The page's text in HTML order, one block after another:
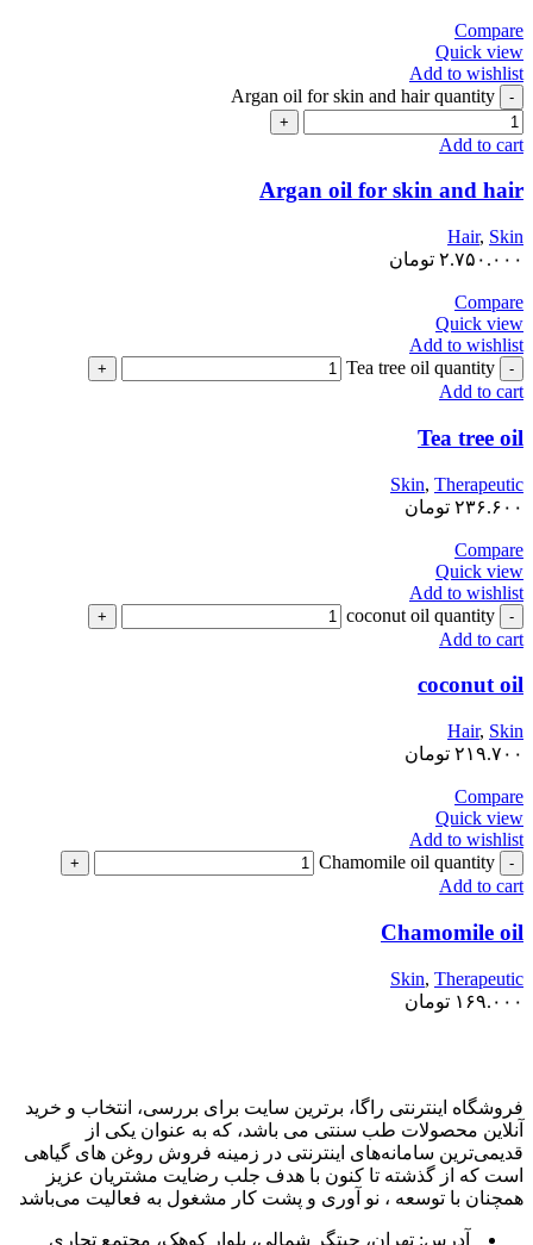
Compare
Quick view
Add to wishlist
Argan oil for skin and hair quantity
Add to cart
Argan oil for skin and hair
Hair, Skin
۲.۷۵۰.۰۰۰ تومان
Compare
Quick view
Add to wishlist
Tea tree oil quantity
Add to cart
Tea tree oil
Skin, Therapeutic
۲۳۶.۶۰۰ تومان
Compare
Quick view
Add to wishlist
coconut oil quantity
Add to cart
coconut oil
Hair, Skin
۲۱۹.۷۰۰ تومان
Compare
Quick view
Add to wishlist
Chamomile oil quantity
Add to cart
Chamomile oil
Skin, Therapeutic
۱۶۹.۰۰۰ تومان
فروشگاه اینترنتی راگا، برترین سایت برای بررسی، انتخاب و خرید
آنلاین محصولات طب سنتی می باشد، که به عنوان یکی از
قدیمی‌ترین سامانه‌های اینترنتی در زمینه فروش روغن های گیاهی
است که از گذشته تا کنون با هدف جلب رضایت مشتریان عزیز
همچنان با توسعه ، نو آوری و پشت کار مشغول به فعالیت می‌باشد
آدرس: تهران، چیتگر شمالی، بلوار کوهک، مجتمع تجاری